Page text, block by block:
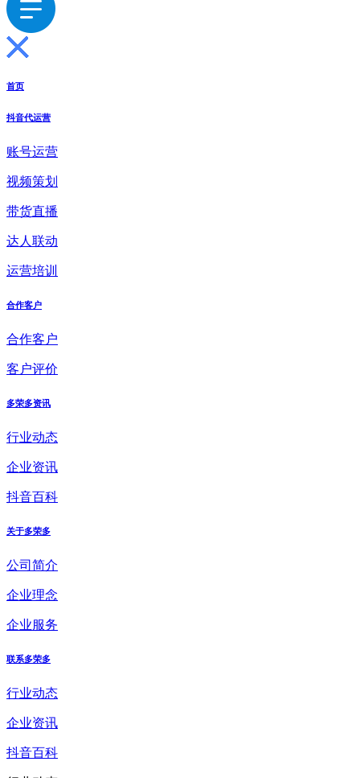
首页
抖音代运营
账号运营
视频策划
带货直播
达人联动
运营培训
合作客户
合作客户
客户评价
多荣多资讯
行业动态
企业资讯
抖音百科
关于多荣多
公司简介
企业理念
企业服务
联系多荣多
行业动态
企业资讯
抖音百科